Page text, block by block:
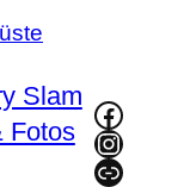
Slam
Fotos
Link